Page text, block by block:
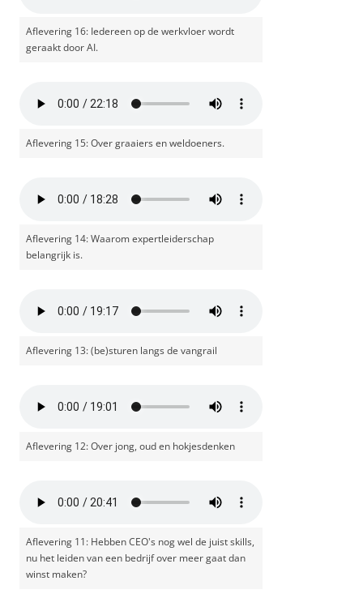
Aflevering 16: Iedereen op de werkvloer wordt
geraakt door AI.
Aflevering 15: Over graaiers en weldoeners.
Aflevering 14: Waarom expertleiderschap
belangrijk is.
Aflevering 13: (be)sturen langs de vangrail
Aflevering 12: Over jong, oud en hokjesdenken
Aflevering 11: Hebben CEO's nog wel de juist skills,
nu het leiden van een bedrijf over meer gaat dan
winst maken?